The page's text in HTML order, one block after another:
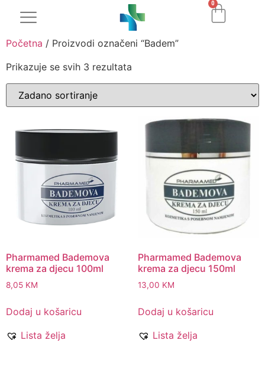
0
Početna / Proizvodi označeni “Badem”
Prikazuje se svih 3 rezultata
Pharmamed Bademova
krema za djecu 100ml
8,05 KM
Dodaj u košaricu
Lista želja
Pharmamed Bademova
krema za djecu 150ml
13,00 KM
Dodaj u košaricu
Lista želja